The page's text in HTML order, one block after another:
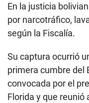
En la justicia
por narcotráfico,
según la Fiscalía.
Su captura ocurrió
primera cumbre del
convocada por el
Florida y que reunió